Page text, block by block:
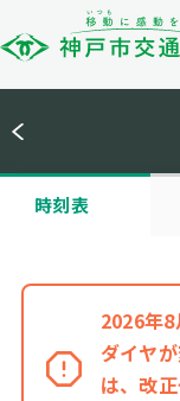
時刻表
2026年
ダイヤ
は、改